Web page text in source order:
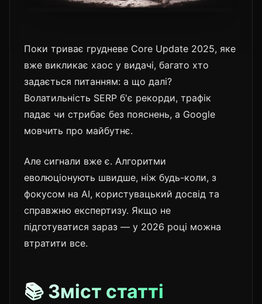
Поки триває грудневе Core Update 2025, яке
вже викликає хаос у видачі, багато хто
задається питанням: а що далі?
Волатильність SERP б'є рекорди, трафік
падає чи стрибає без пояснень, а Google
мовчить про майбутнє.
Але сигнали вже є. Алгоритми
еволюціонують швидше, ніж будь-коли, з
фокусом на AI, користувацький досвід та
справжню експертизу. Якщо не
підготуватися зараз — у 2026 році можна
втратити все.
📚 Зміст статті